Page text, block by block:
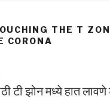
THE T
CORONA
टी झोन मध्ये हात लावणे